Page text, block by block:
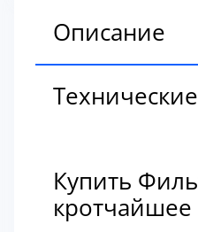
Описание
Купить